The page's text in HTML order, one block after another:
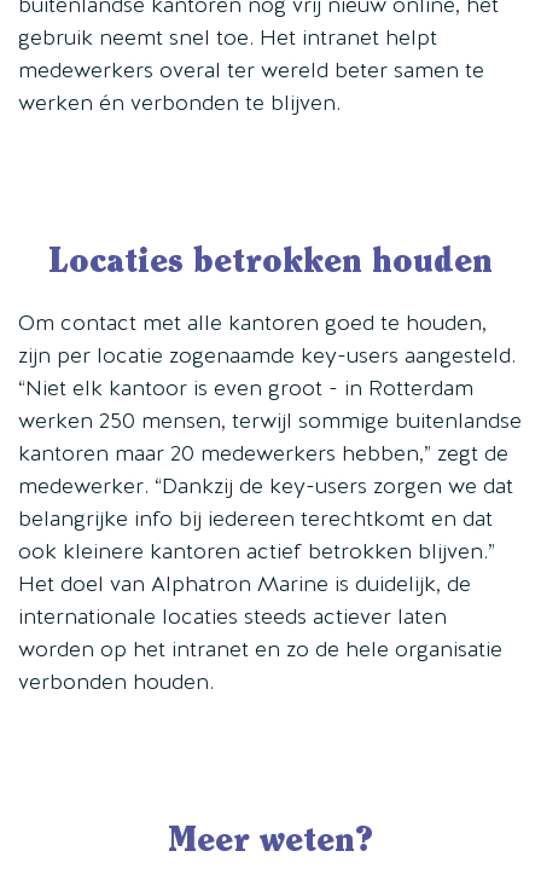
gebruik neemt snel toe. Het intranet helpt
medewerkers overal ter wereld beter samen te
werken én verbonden te blijven.
Locaties betrokken houden
Om contact met alle kantoren goed te houden,
zijn per locatie zogenaamde key-users aangesteld.
“Niet elk kantoor is even groot - in Rotterdam
werken 250 mensen, terwijl sommige buitenlandse
kantoren maar 20 medewerkers hebben,” zegt de
medewerker. “Dankzij de key-users zorgen we dat
belangrijke info bij iedereen terechtkomt en dat
ook kleinere kantoren actief betrokken blijven.”
Het doel van Alphatron Marine is duidelijk, de
internationale locaties steeds actiever laten
worden op het intranet en zo de hele organisatie
verbonden houden.
Meer weten?